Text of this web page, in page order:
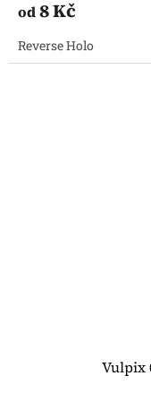
od8 Kč
Reverse Holo
Vulpix